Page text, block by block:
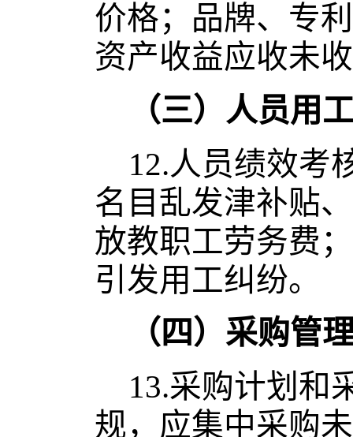
价格；品牌、专
资产收益应收未
（三）人员用
12.人员绩效考
名目乱发津补贴
放教职工劳务费
引发用工纠纷。
（四）采购管
13.采购计划和
规，应集中采购